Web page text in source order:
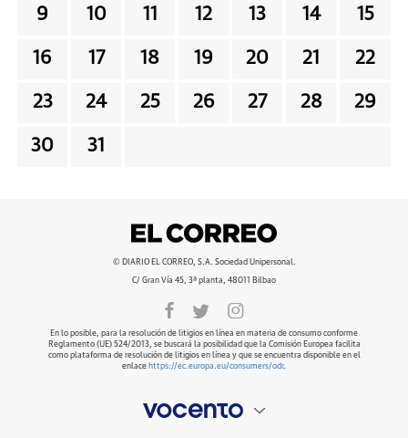
9 10 11 12 13 14 15
16 17 18 19 20 21 22
23 24 25 26 27 28 29
30 31
© DIARIO EL CORREO, S.A. Sociedad Unipersonal.
C/ Gran Vía 45, 3ª planta, 48011 Bilbao
En lo posible, para la resolución de litigios en línea en materia de consumo conforme
Reglamento (UE) 524/2013, se buscará la posibilidad que la Comisión Europea facilita
como plataforma de resolución de litigios en línea y que se encuentra disponible en el
enlace https://ec.europa.eu/consumers/odr.